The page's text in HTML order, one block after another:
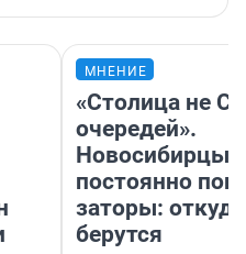
МНЕНИЕ
«Столица не
очередей».
Новосибирцы
постоянно
заторы:
берутся